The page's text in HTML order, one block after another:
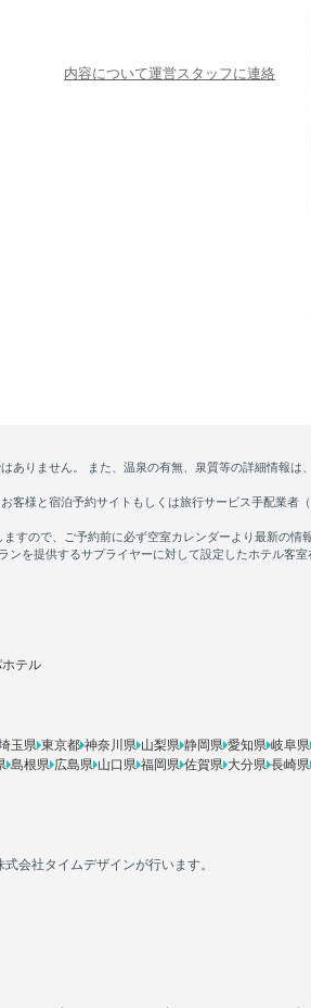
内容について運営スタッフに連絡
テル
玉県 東京都 神奈川県 山梨県 静岡県 愛知県 岐阜県
島根県 広島県 山口県 福岡県 佐賀県 大分県 長崎県
会社タイムデザインが行います。